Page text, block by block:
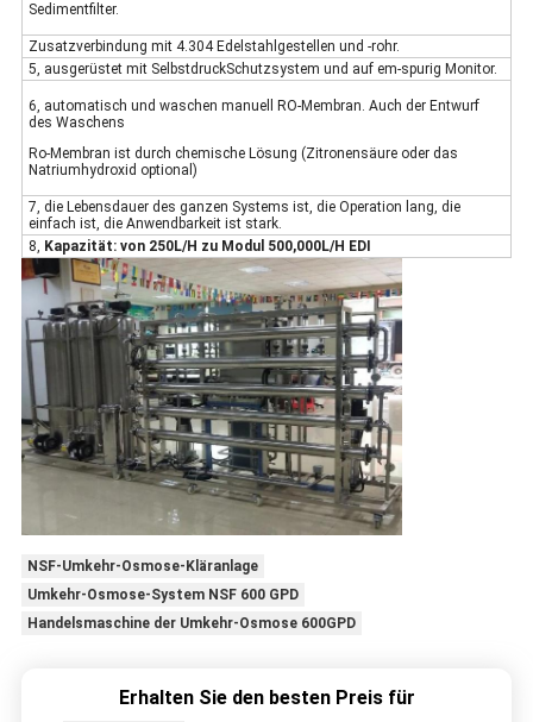
Sedimentfilter.
Zusatzverbindung mit 4.304 Edelstahlgestellen und -rohr.
5, ausgerüstet mit SelbstdruckSchutzsystem und auf em-spurig Monitor.
6, automatisch und waschen manuell RO-Membran. Auch der Entwurf
des Waschens
Ro-Membran ist durch chemische Lösung (Zitronensäure oder das
Natriumhydroxid optional)
7, die Lebensdauer des ganzen Systems ist, die Operation lang, die
einfach ist, die Anwendbarkeit ist stark.
8, Kapazität: von 250L/H zu Modul 500,000L/H EDI
NSF-Umkehr-Osmose-Kläranlage
Umkehr-Osmose-System NSF 600 GPD
Handelsmaschine der Umkehr-Osmose 600GPD
Erhalten Sie den besten Preis für